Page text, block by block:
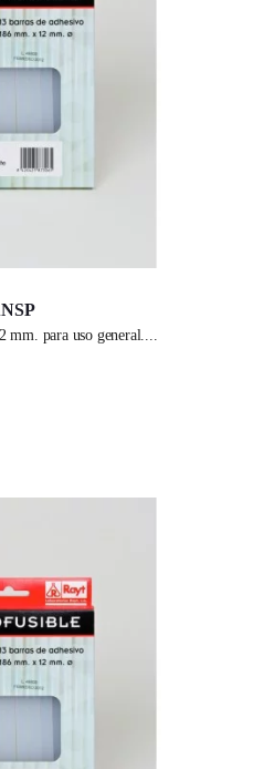
mm. para uso general.